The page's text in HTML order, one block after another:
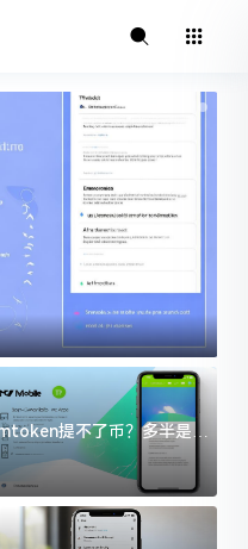
提不了币？多半是这
几件事没处理好